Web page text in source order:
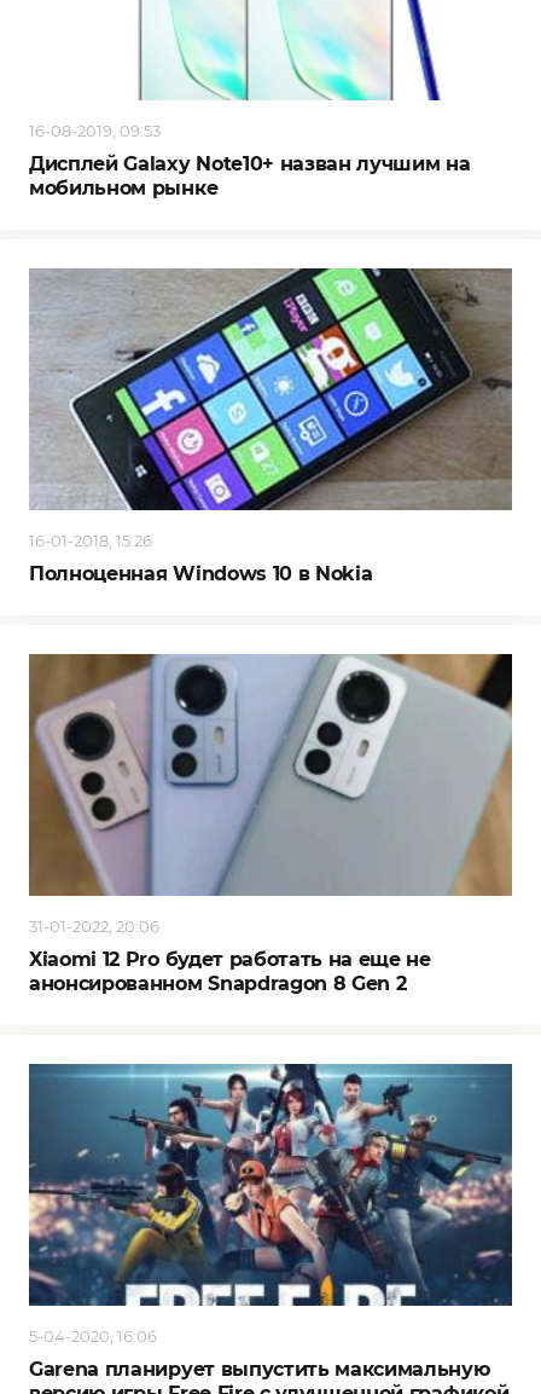
16-08-2019, 09:53
Дисплей Galaxy Note10+ назван лучшим на
мобильном рынке
16-01-2018, 15:26
Полноценная Windows 10 в Nokia
31-01-2022, 20:06
Xiaomi 12 Pro будет работать на еще не
анонсированном Snapdragon 8 Gen 2
5-04-2020, 16:06
Garena планирует выпустить максимальную